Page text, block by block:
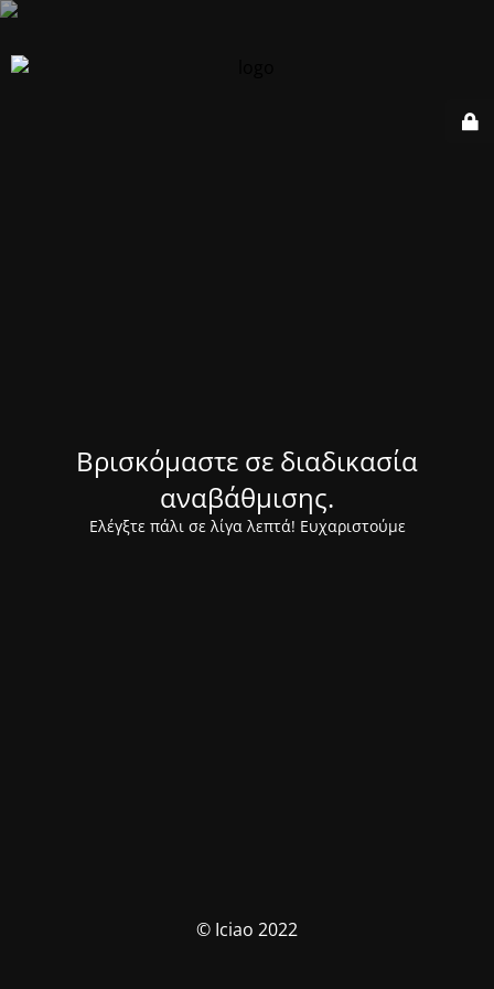
Βρισκόμαστε σε διαδικασία
αναβάθμισης.
Ελέγξτε πάλι σε λίγα λεπτά! Ευχαριστούμε
© Iciao 2022